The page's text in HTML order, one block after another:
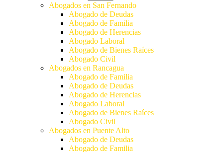
Abogados en San Fernando
Abogado de Deudas
Abogado de Familia
Abogado de Herencias
Abogado Laboral
Abogado de Bienes Raíces
Abogado Civil
Abogados en Rancagua
Abogado de Familia
Abogado de Deudas
Abogado de Herencias
Abogado Laboral
Abogado de Bienes Raíces
Abogado Civil
Abogados en Puente Alto
Abogado de Deudas
Abogado de Familia